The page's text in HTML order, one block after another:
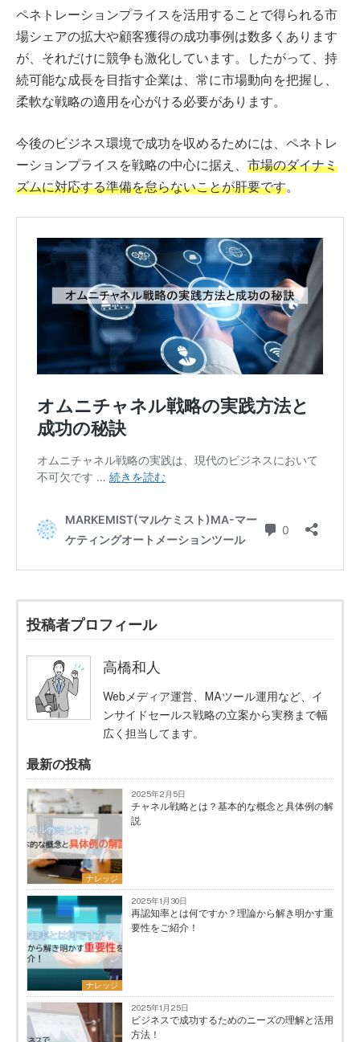
ペネトレーションプライスを活用することで得られる市
場シェアの拡大や顧客獲得の成功事例は数多くあります
が、それだけに競争も激化しています。したがって、持
続可能な成長を目指す企業は、常に市場動向を把握し、
柔軟な戦略の適用を心がける必要があります。
今後のビジネス環境で成功を収めるためには、ペネトレ
ーションプライスを戦略の中心に据え、 市場のダイナミ
ズムに対応する準備を怠らないことが肝要です。
投稿者プロフィール
高橋和人
Webメディア運営、MAツール運用など、イ
ンサイドセールス戦略の立案から実務まで幅
広く担当してます。
最新の投稿
ナレッジ
2025年2月5日
チャネル戦略とは？基本的な概念と具体例の解
説
ナレッジ
2025年1月30日
再認知率とは何ですか？理論から解き明かす重
要性をご紹介！
2025年1月25日
ビジネスで成功するためのニーズの理解と活用
方法！